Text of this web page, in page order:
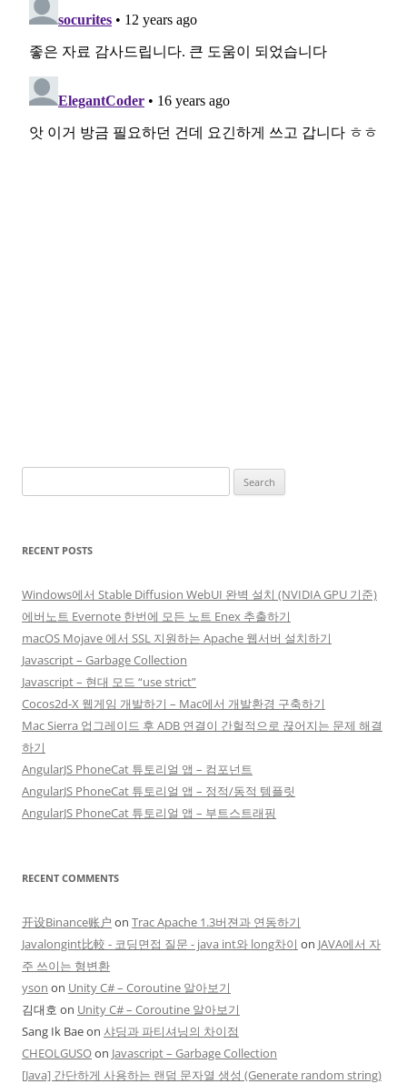
for:
RECENT POSTS
Windows에서 Stable Diffusion WebUI 완벽 설치 (NVIDIA GPU 기준)
에버노트 Evernote 한번에 모든 노트 Enex 추출하기
macOS Mojave 에서 SSL 지원하는 Apache 웹서버 설치하기
Javascript – Garbage Collection
Javascript – 현대 모드 “use strict”
Cocos2d-X 웹게임 개발하기 – Mac에서 개발환경 구축하기
Mac Sierra 업그레이드 후 ADB 연결이 간헐적으로 끊어지는 문제 해결
하기
AngularJS PhoneCat 튜토리얼 앱 – 컴포넌트
AngularJS PhoneCat 튜토리얼 앱 – 정적/동적 템플릿
AngularJS PhoneCat 튜토리얼 앱 – 부트스트래핑
RECENT COMMENTS
开设Binance账户 on Trac Apache 1.3버젼과 연동하기
Javalongint比較 - 코딩면접 질문 - java int와 long차이 on JAVA에서 자
주 쓰이는 형변환
yson on Unity C# – Coroutine 알아보기
김대호 on Unity C# – Coroutine 알아보기
Sang Ik Baeon 샤딩과 파티셔닝의 차이점
CHEOLGUSOon Javascript – Garbage Collection
[Java] 간단하게 사용하는 랜덤 문자열 생성 (Generate random string)